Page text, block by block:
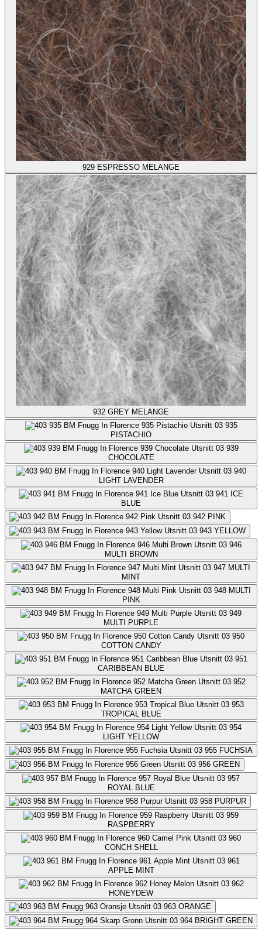
929 ESPRESSO MELANGE
932 GREY MELANGE
935
PISTACHIO
939
CHOCOLATE
940
LIGHT LAVENDER
941 ICE
BLUE
942 PINK
943 YELLOW
946
MULTI BROWN
947 MULTI
MINT
948 MULTI
PINK
949
MULTI PURPLE
950
COTTON CANDY
951
CARIBBEAN BLUE
952
MATCHA GREEN
953
TROPICAL BLUE
954
LIGHT YELLOW
955 FUCHSIA
956 GREEN
957
ROYAL BLUE
958 PURPUR
959
RASPBERRY
960
CONCH SHELL
961
APPLE MINT
962
HONEYDEW
963 ORANGE
964 BRIGHT GREEN